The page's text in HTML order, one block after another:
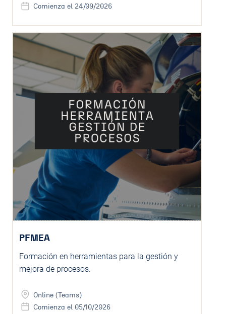
Comienza el 24/09/2026
PFMEA
Formación en herramientas para la gestión y
mejora de procesos.
Online (Teams)
Comienza el 05/10/2026